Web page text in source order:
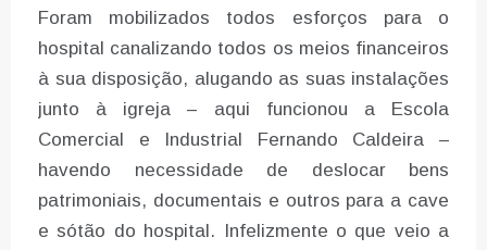
Foram mobilizados todos esforços para o
hospital canalizando todos os meios financeiros
à sua disposição, alugando as suas instalações
junto à igreja – aqui funcionou a Escola
Comercial e Industrial Fernando Caldeira –
havendo necessidade de deslocar bens
patrimoniais, documentais e outros para a cave
e sótão do hospital. Infelizmente o que veio a